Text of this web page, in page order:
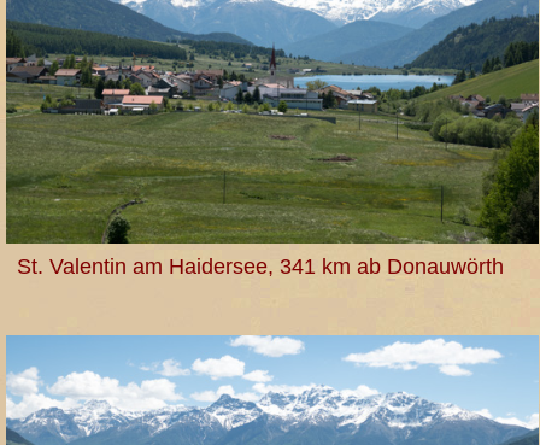
St. Valentin am Haidersee, 341 km ab Donauwörth